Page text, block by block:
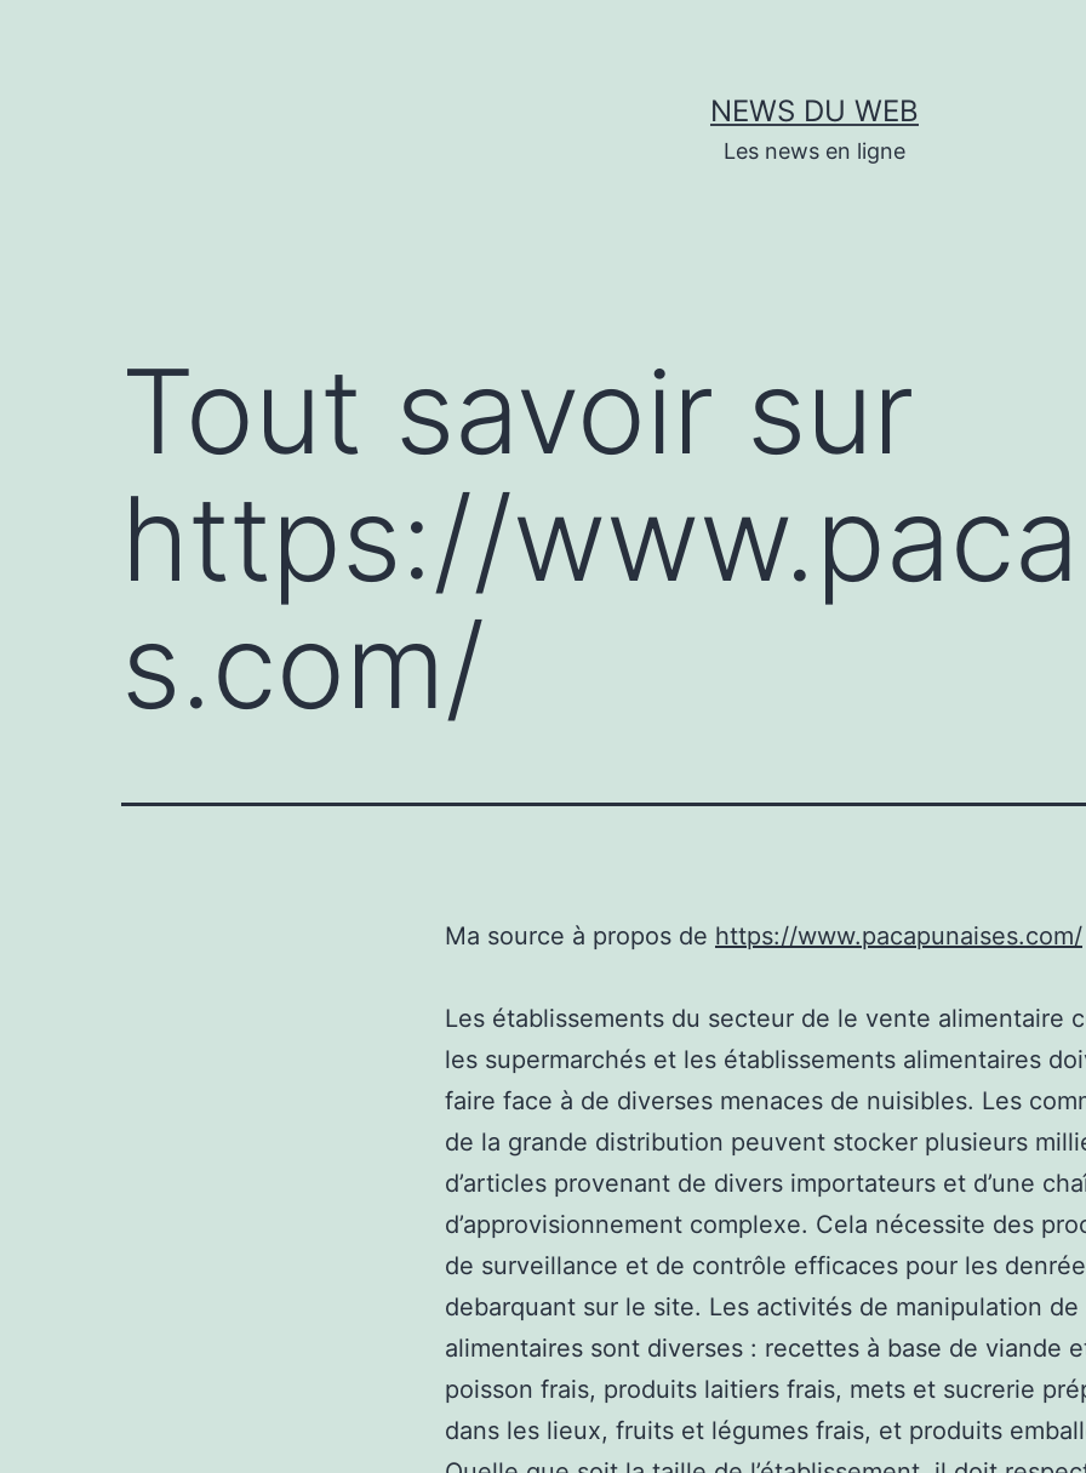
NEWS DU WEB
Les news en ligne
Tout savoir sur
https://
s.com/
Ma source à propos de https://www.pacapunaises.com/
Les établissements du secteur de le vente alimentaire
les supermarchés et les établissements alimentaires
faire face à de diverses menaces de nuisibles. Les
de la grande distribution peuvent stocker plusieurs
d’articles provenant de divers importateurs et d’une
d’approvisionnement complexe. Cela nécessite des
de surveillance et de contrôle efficaces pour les
debarquant sur le site. Les activités de manipulation de
alimentaires sont diverses : recettes à base de viande
poisson frais, produits laitiers frais, mets et sucrerie
dans les lieux, fruits et légumes frais, et produits